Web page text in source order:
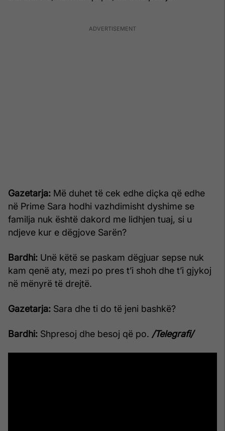
Gazetarja: Më duhet të cek edhe diçka që edhe
në Prime Sara hodhi vazhdimisht dyshime se
familja nuk është dakord me lidhjen tuaj, si u
ndjeve kur e dëgjove Sarën?
Bardhi: Unë këtë se paskam dëgjuar sepse nuk
kam qenë aty, mezi po pres t’i shoh dhe t’i gjykoj
në mënyrë të drejtë.
Gazetarja: Sara dhe ti do të jeni bashkë?
Bardhi: Shpresoj dhe besoj që po. /Telegrafi/